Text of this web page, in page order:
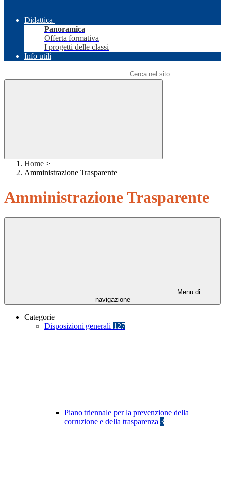
Didattica
Panoramica
Offerta formativa
I progetti delle classi
Info utili
Home >
Amministrazione Trasparente
Amministrazione Trasparente
Menu di
navigazione
Categorie
Disposizioni generali 127
Piano triennale per la prevenzione della
corruzione e della trasparenza 3